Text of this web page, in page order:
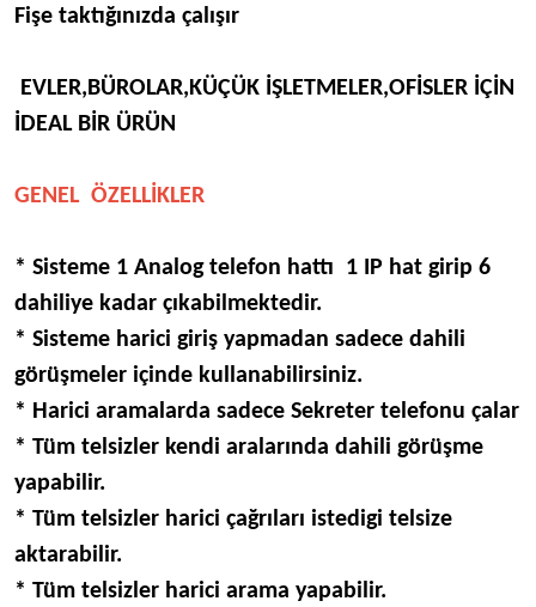
Fişe taktığınızda çalışır
EVLER,BÜROLAR,KÜÇÜK İŞLETMELER,OFİSLER İÇİN
İDEAL BİR ÜRÜN
GENEL ÖZELLİKLER
* Sisteme 1 Analog telefon hattı 1 IP hat girip 6
dahiliye kadar çıkabilmektedir.
* Sisteme harici giriş yapmadan sadece dahili
görüşmeler içinde kullanabilirsiniz.
* Harici aramalarda sadece Sekreter telefonu çalar
* Tüm telsizler kendi aralarında dahili görüşme
yapabilir.
* Tüm telsizler harici çağrıları istedigi telsize
aktarabilir.
* Tüm telsizler harici arama yapabilir.